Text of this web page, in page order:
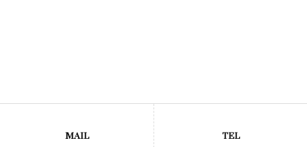
MAIL TEL